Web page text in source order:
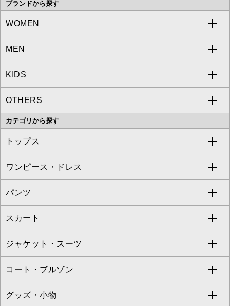
ブランドから探す
WOMEN
a.v.v
MICHEL KLEIN
MK MICHEL KLEIN
OFUON le MK
MEN
a.v.v
MICHEL KLEIN HOMME
MK MICHEL KLEIN HOMME
KIDS
a.v.v
OTHERS
MK MICHEL KLEIN BAG
カテゴリから探す
トップス
すべてのトップス
カットソー・Tシャツ
ブラウス・シャツ
ニット・セーター
カーディガン
アンサンブルセット
ワンピース・ドレス
すべてのワンピース・ドレス
ワンピース
ドレス
チュニック
ジャンパースカート
パンツ
すべてのパンツ
フルレングスパンツ
クロップド・半端丈パンツ
ガウチョ・ワイドパンツ
スカート
すべてのスカート
ロング・マキシ丈スカート
ひざ丈スカート
ジャケット・スーツ
すべてのジャケット・スーツ
テーラードジャケット
コート・ブルゾン
すべてのコート・ブルゾン
グッズ・小物